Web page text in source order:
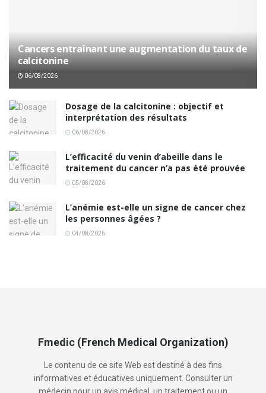
Cancers entraînant une augmentation du taux de
calcitonine
06/08/2026
Dosage de la calcitonine : objectif et
interprétation des résultats
06/08/2026
L’efficacité du venin d’abeille dans le
traitement du cancer n’a pas été prouvée
05/08/2026
L’anémie est-elle un signe de cancer chez
les personnes âgées ?
04/08/2026
Fmedic (French Medical Organization)
Le contenu de ce site Web est destiné à des fins
informatives et éducatives uniquement. Consulter un
médecin pour un avis médical, un traitement ou un